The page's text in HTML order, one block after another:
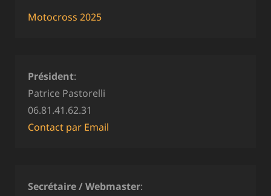
Motocross 2025
Président:
Patrice Pastorelli
06.81.41.62.31
Contact par Email
Secrétaire / Webmaster: